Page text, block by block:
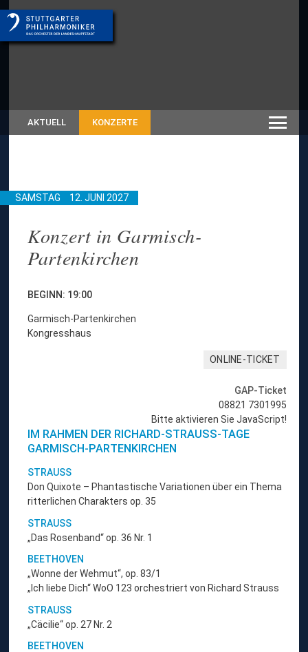
AKTUELL KONZERTE
SAMSTAG 12. JUNI 2027
Konzert in Garmisch-
Partenkirchen
BEGINN: 19:00
Garmisch-Partenkirchen
Kongresshaus
ONLINE-TICKET
GAP-Ticket
08821 7301995
Bitte aktivieren Sie JavaScript!
IM RAHMEN DER RICHARD-STRAUSS-TAGE
GARMISCH-PARTENKIRCHEN
STRAUSS
Don Quixote – Phantastische Variationen über ein Thema
ritterlichen Charakters op. 35
STRAUSS
„Das Rosenband“ op. 36 Nr. 1
BEETHOVEN
„Wonne der Wehmut“, op. 83/1
„Ich liebe Dich“ WoO 123 orchestriert von Richard Strauss
STRAUSS
„Cäcilie“ op. 27 Nr. 2
BEETHOVEN